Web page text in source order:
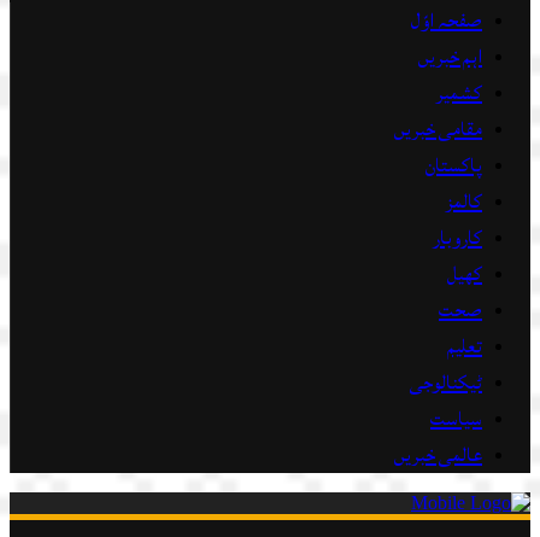
صفحہ اوّل
اہم خبریں
کشمیر
مقامی خبریں
پاکستان
کالمز
کاروبار
کھیل
صحت
تعلیم
ٹیکنالوجی
سیاست
عالمی خبریں